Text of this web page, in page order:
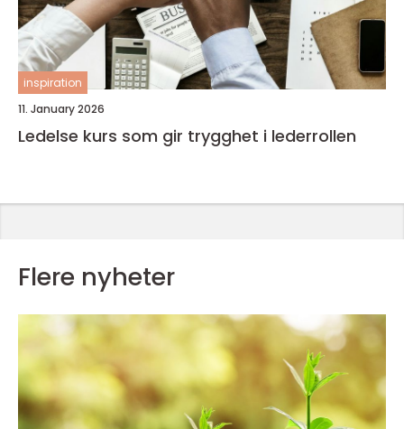
inspiration
11. January 2026
Ledelse kurs som gir trygghet i lederrollen
Flere nyheter